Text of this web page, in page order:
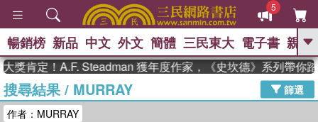
5
GO
高希均教授回憶錄
、 The Odyssey 、 父親節 、 如果歷
暢銷榜 新品 中文 外文 簡體 三民東大 電子書 親子
！A.F. Steadman 獲年度作家，《史坎德》系列帶你踏上熱
搜尋結果/ MURRAY
篩選
作者：MURRAY